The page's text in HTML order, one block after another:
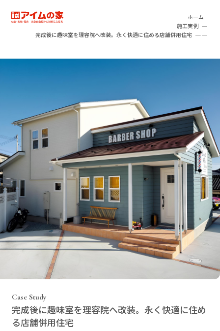
Case Study
完成後に趣味室を理容院へ改装。永く快適に住め
る店舗併用住宅
ホーム
施工実例
完成後に趣味室を理容院へ改装。永く快適に住める店舗併用住宅